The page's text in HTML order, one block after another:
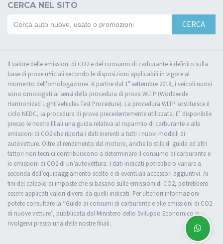
CERCA NEL SITO
CERCA
Il valore delle emissioni di CO2 e del consumo di carburante è definito sulla
base di prove ufficiali secondo le disposizioni applicabili in vigore al
momento dell'omologazione. A partire dal 1° settembre 2018, i veicoli nuovi
sono omologati ai sensi della procedura di prova WLTP (Worldwide
Harmonized Light Vehicles Test Procedure). La procedura WLTP sostituisce il
ciclo NEDC, la procedura di prova precedentemente utilizzata. E’ disponibile
presso le nostre filiali una guida relativa al risparmio di carburante e alle
emissioni di CO2 che riporta i dati inerenti a tutti i nuovi modelli di
autovetture. Oltre al rendimento del motore, anche lo stile di guida ed altri
fattori non tecnici contribuiscono a determinare il consumo di carburante e
le emissioni di CO2 di un’autovettura. I dati indicati potrebbero variare a
seconda dell’equipaggiamento scelto e di eventuali accessori aggiuntivi. Ai
fini del calcolo di imposte che si basano sulle emissioni di CO2, potrebbero
essere applicati valori diversi da quelli indicati. Per ulteriori informazioni
potete consultare la “Guida ai consumi di carburante e alle emissioni di CO2
di nuove vetture”, pubblicata dal Ministero dello Sviluppo Economico o
rivolgervi presso una delle nostre filiali.